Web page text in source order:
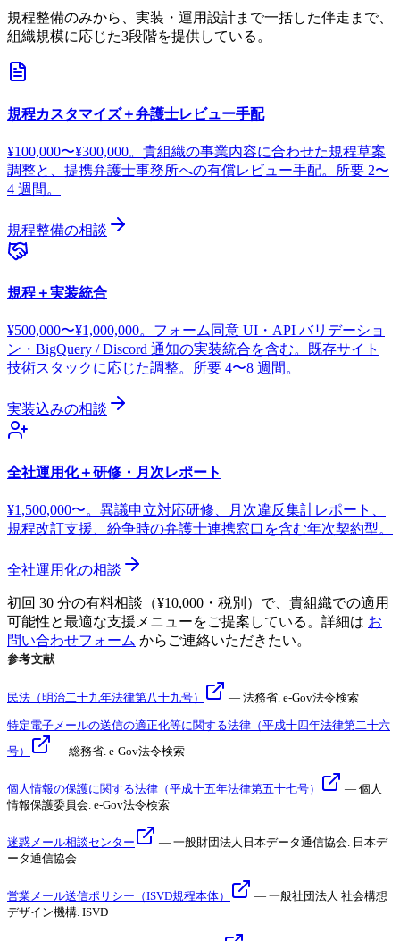
規程整備のみから、実装・運用設計まで一括した伴走まで、
組織規模に応じた3段階を提供している。
規程カスタマイズ＋弁護士レビュー手配
¥100,000〜¥300,000。貴組織の事業内容に合わせた規程草案
調整と、提携弁護士事務所への有償レビュー手配。所要 2〜
4 週間。
規程整備の相談
規程＋実装統合
¥500,000〜¥1,000,000。フォーム同意 UI・API バリデーショ
ン・BigQuery / Discord 通知の実装統合を含む。既存サイト
技術スタックに応じた調整。所要 4〜8 週間。
実装込みの相談
全社運用化＋研修・月次レポート
¥1,500,000〜。異議申立対応研修、月次違反集計レポート、
規程改訂支援、紛争時の弁護士連携窓口を含む年次契約型。
全社運用化の相談
初回 30 分の有料相談（¥10,000・税別）で、貴組織での適用
可能性と最適な支援メニューをご提案している。詳細は お
問い合わせフォーム からご連絡いただきたい。
参考文献
民法（明治二十九年法律第八十九号） — 法務省 e-Gov法令検索
特定電子メールの送信の適正化等に関する法律（平成十四年法律第二十六
号）
— 総務省 e-Gov法令検索
個人情報の保護に関する法律（平成十五年法律第五十七号） — 個人
情報保護委員会 e-Gov法令検索
迷惑メール相談センター — 一般財団法人日本データ通信協会 日本デ
ータ通信協会
営業メール送信ポリシー（ISVD規程本体） — 一般社団法人 社会構想
デザイン機構 ISVD